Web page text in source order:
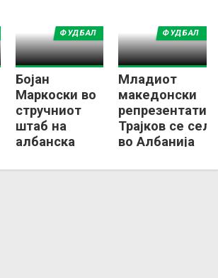
Бојан
Маркоски во
стручниот
штаб на
албанска
ФУДБАЛ
Младиот
македонски
Трајков се
во Албанија
ФУДБАЛ